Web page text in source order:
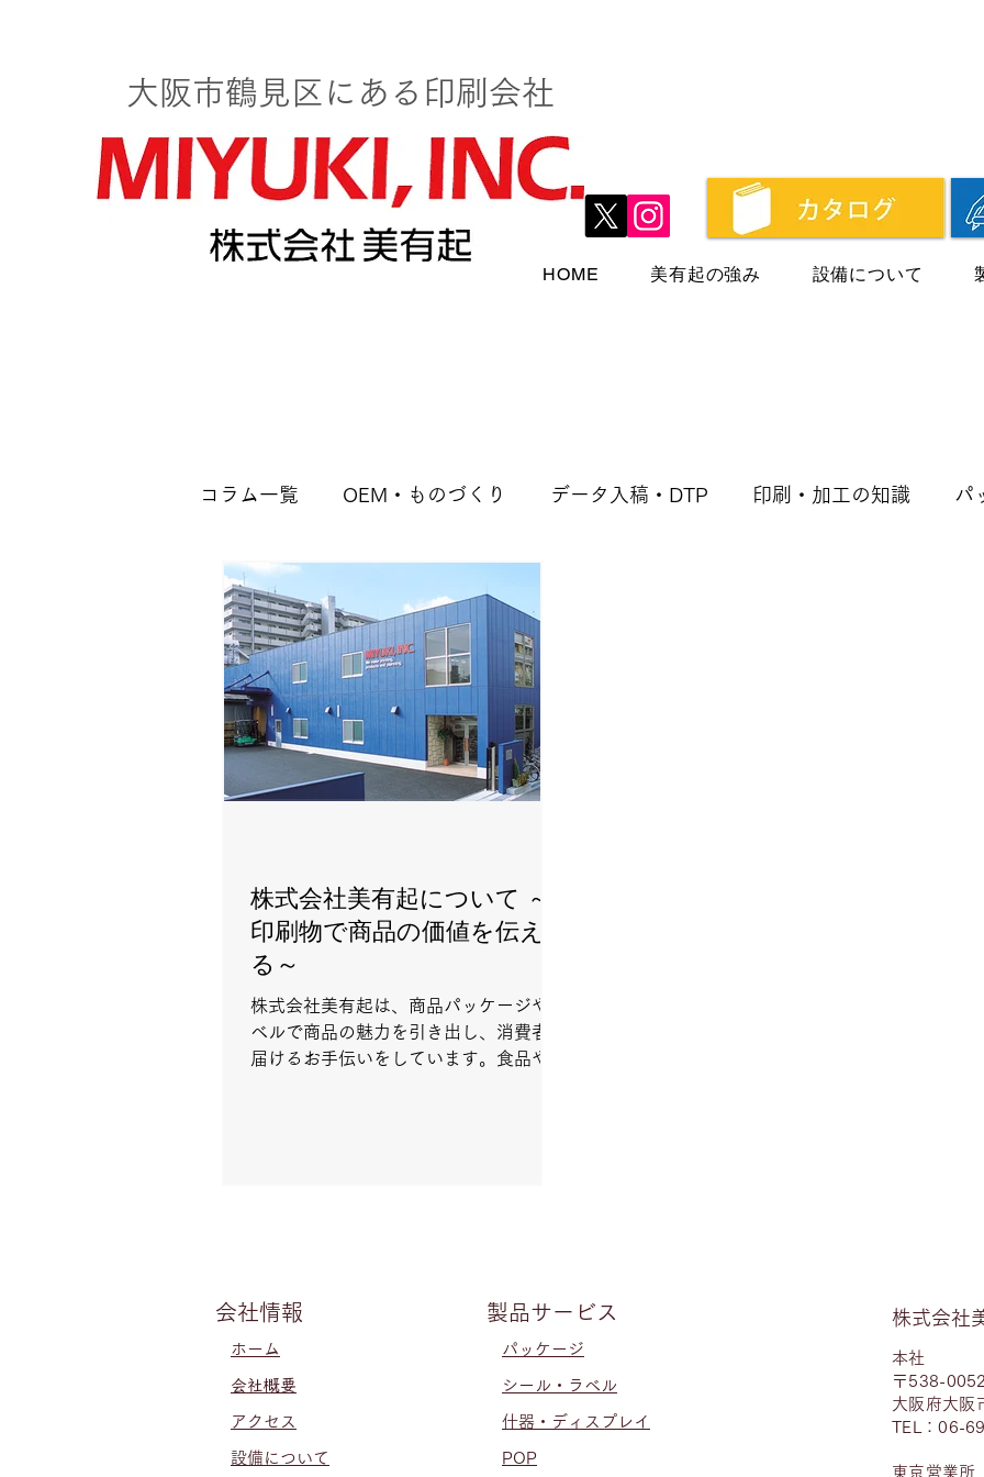
大阪市鶴見区にある印刷会社
HOME 美有起の強み 設備について
コラム一覧 OEM・ものづくり データ入稿・DTP 印刷・加工の知識 パ
株式会社美有起について ～
印刷物で商品の価値を伝え
る～
株式会社美有起は、商品パッケージやラ
ベルで商品の魅力を引き出し、消費者に
届けるお手伝いをしています。食品や化
会社情報
ホーム
会社概要
アクセス
設備について
製品サービス
パッケージ
シール・ラベル
什器・ディスプレイ
POP
株式会社
本社
〒538-0052
大阪府大阪
TEL：06-
東京営業所